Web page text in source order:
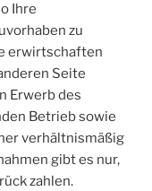
Ihre
zu
erwirtschaften
Seite
Erwerb des
Betrieb sowie
verhältnismäßig
gibt es nur,
zahlen.